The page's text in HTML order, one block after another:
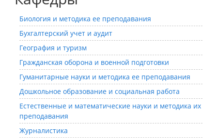
Биология и методика ее преподавания
Бухгалтерский учет и аудит
География и туризм
Гражданская оборона и военной подготовки
Гуманитарные науки и методика ее преподавания
Дошкольное образование и социальная работа
Естественные и математические науки и методика их
преподавания
Журналистика